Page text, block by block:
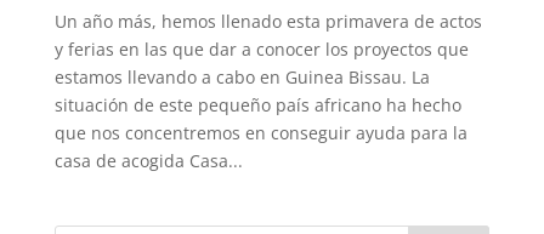
Un año más, hemos llenado esta primavera de actos
y ferias en las que dar a conocer los proyectos que
estamos llevando a cabo en Guinea Bissau. La
situación de este pequeño país africano ha hecho
que nos concentremos en conseguir ayuda para la
casa de acogida Casa...